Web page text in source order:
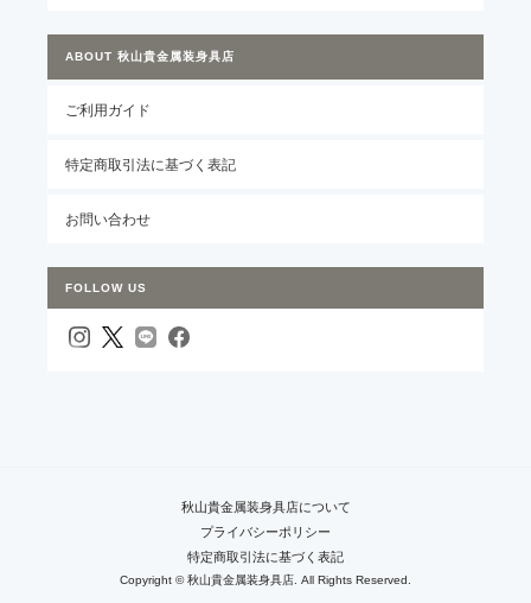
ABOUT 秋山貴金属装身具店
ご利用ガイド
特定商取引法に基づく表記
お問い合わせ
FOLLOW US
秋山貴金属装身具店について
プライバシーポリシー
特定商取引法に基づく表記
Copyright © 秋山貴金属装身具店. All Rights Reserved.